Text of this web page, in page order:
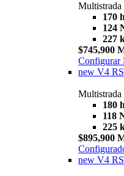
Multistrada
170
124
227
$745,900
Configurar
new V4 RS
180
118
225
$895,900
new V4